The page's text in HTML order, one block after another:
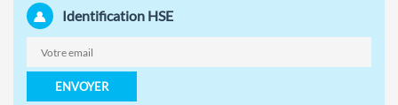
Identification HSE
ENVOYER